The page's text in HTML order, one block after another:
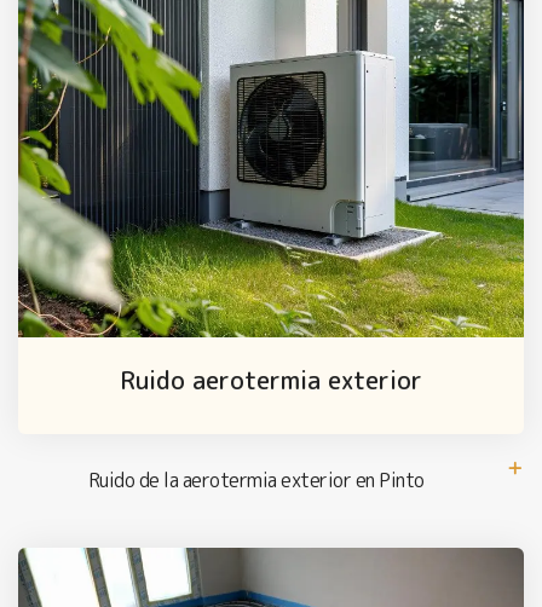
Ruido aerotermia exterior
Ruido de la aerotermia exterior en Pinto